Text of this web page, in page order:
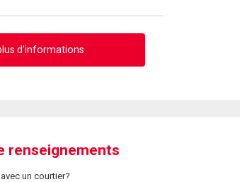
d'informations
renseignements
un courtier?